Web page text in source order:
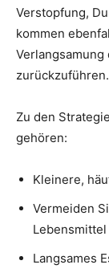
Verstopfung,
kommen
zurückzuführen.
Zu den
gehören:
Kleinere,
Vermeiden
Lebensmittel
Langsames